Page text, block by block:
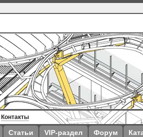
Контакты
Статьи VIP-раздел Форум